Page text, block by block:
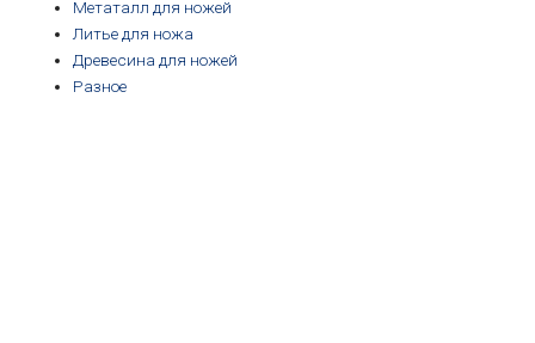
Метаталл для ножей
Литье для ножа
Древесина для ножей
Разное